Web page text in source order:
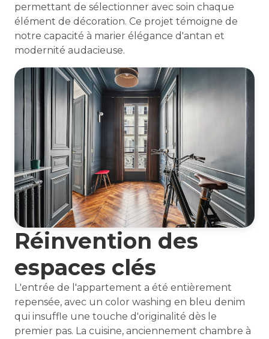
permettant de sélectionner avec soin chaque
élément de décoration. Ce projet témoigne de
notre capacité à marier élégance d'antan et
modernité audacieuse.
Réinvention des
espaces clés
L'entrée de l'appartement a été entièrement
repensée, avec un color washing en bleu denim
qui insuffle une touche d'originalité dès le
premier pas. La cuisine, anciennement chambre à